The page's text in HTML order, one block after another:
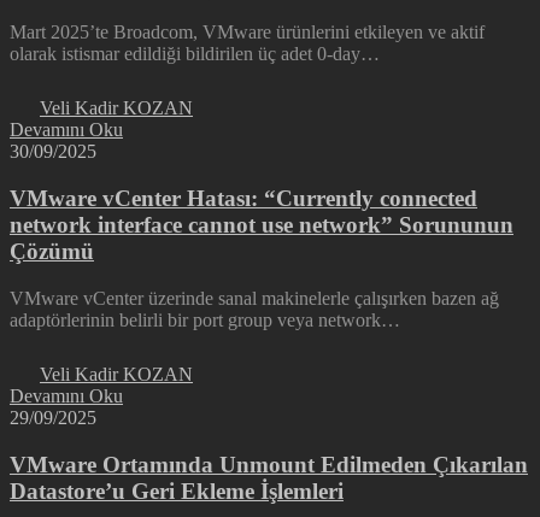
Mart 2025’te Broadcom, VMware ürünlerini etkileyen ve aktif
olarak istismar edildiği bildirilen üç adet 0-day…
Veli Kadir KOZAN
Devamını Oku
30/09/2025
VMware vCenter Hatası: “Currently connected
network interface cannot use network” Sorununun
Çözümü
VMware vCenter üzerinde sanal makinelerle çalışırken bazen ağ
adaptörlerinin belirli bir port group veya network…
Veli Kadir KOZAN
Devamını Oku
29/09/2025
VMware Ortamında Unmount Edilmeden Çıkarılan
Datastore’u Geri Ekleme İşlemleri